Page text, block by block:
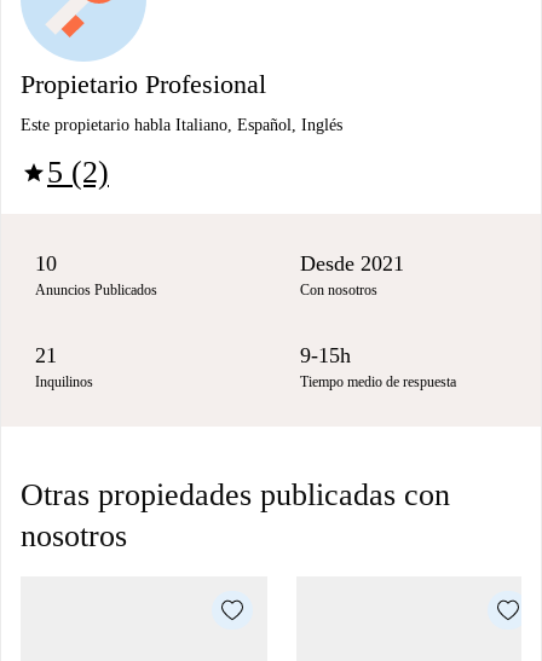
Propietario Profesional
Este propietario habla Italiano, Español, Inglés
star5 (2)
10
Anuncios Publicados
Desde 2021
Con nosotros
21
Inquilinos
9-15h
Tiempo medio de respuesta
Otras propiedades publicadas con
nosotros